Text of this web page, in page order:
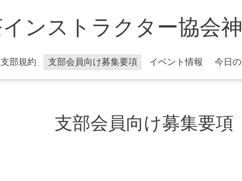
インストラクター協会
部規約 支部会員向け募集要項 イベント情報 今日
支部会員向け募集要項